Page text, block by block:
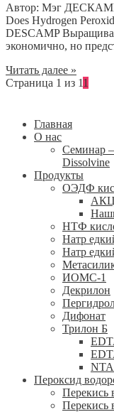
Автор: Мэг ДЕСКАМП
Does Hydrogen
DESCAMP
экономично, но
Читать далее »
Страница 1 из 11
Главная
О нас
Семинар
Dissolvine
Продукты
ОЭДФ
НТФ
Натр
Натр
ИОМС-1
Декрилон
Дифонат
Трилон Б
Пероксид
Перекись
Перекись